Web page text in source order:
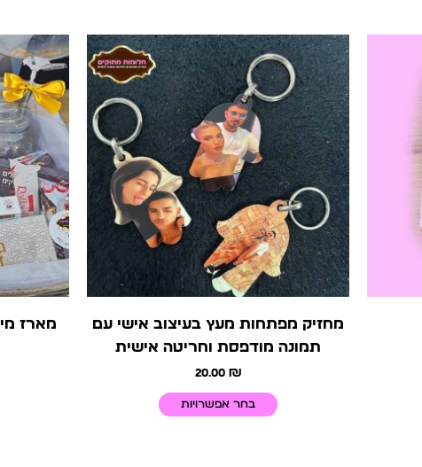
מחזיק מפתחות מעץ בעיצוב אישי עם
תמונה מודפסת וחריטה אישית
20.00 ₪
בחר אפשרויות
למוצר
זה
יש
מספר
סוגים.
ניתן
לבחור
את
האפשרויות
בעמוד
המוצר
מארז